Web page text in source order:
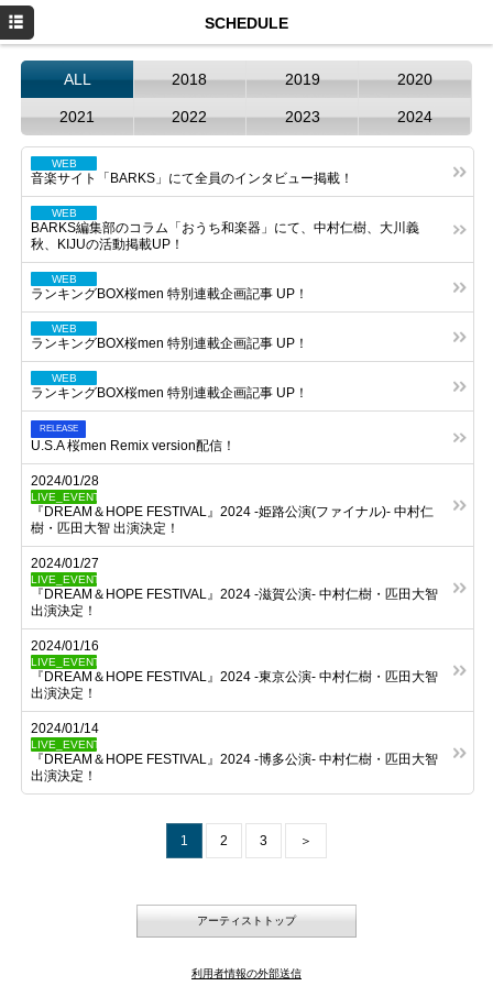
SCHEDULE
ALL 2018 2019 2020
2021 2022 2023 2024
WEB
音楽サイト「BARKS」にて全員のインタビュー掲載！
WEB
BARKS編集部のコラム「おうち和楽器」にて、中村仁樹、大川義
秋、KIJUの活動掲載UP！
WEB
ランキングBOX桜men 特別連載企画記事 UP！
WEB
ランキングBOX桜men 特別連載企画記事 UP！
WEB
ランキングBOX桜men 特別連載企画記事 UP！
RELEASE
U.S.A 桜men Remix version配信！
2024/01/28
LIVE_EVENT
『DREAM＆HOPE FESTIVAL』2024 -姫路公演(ファイナル)- 中村仁
樹・匹田大智 出演決定！
2024/01/27
LIVE_EVENT
『DREAM＆HOPE FESTIVAL』2024 -滋賀公演- 中村仁樹・匹田大智
出演決定！
2024/01/16
LIVE_EVENT
『DREAM＆HOPE FESTIVAL』2024 -東京公演- 中村仁樹・匹田大智
出演決定！
2024/01/14
LIVE_EVENT
『DREAM＆HOPE FESTIVAL』2024 -博多公演- 中村仁樹・匹田大智
出演決定！
1 2 3 ＞
アーティストトップ
利用者情報の外部送信
NEWS
SCHEDULE
お仕事のご依頼
YouTube
Instagram